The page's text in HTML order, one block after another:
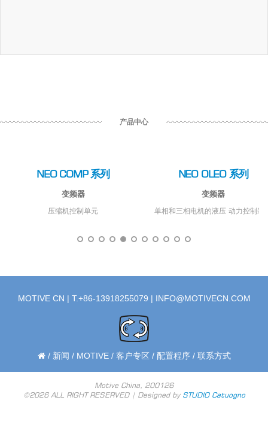
产品中心
NEO COMP 系列
变频器
压缩机控制单元
NEO OLEO 系列
变频器
单相和三相电机的液压 动力控制装
MOTIVE CN | T.+86-13918255079 | INFO@MOTIVECN.COM
/ 新闻 / MOTIVE/ 客户专区 / 配置程序/ 联系方式
Motive China, 200126
©2026 ALL RIGHT RESERVED | Designed by STUDIO Catuogno